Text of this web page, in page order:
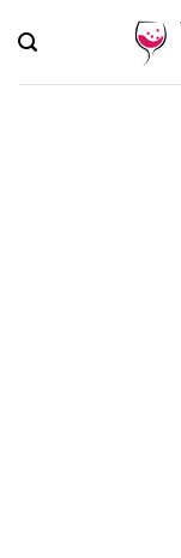
Inhalt
springen